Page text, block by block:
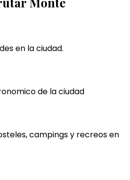
en la ciudad.
de la ciudad
campings y recreos en